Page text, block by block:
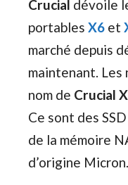
Crucial dévoile
portables X6 et
marché depuis
maintenant.
nom de Crucial
Ce sont des
de la mémoire
d’origine Micron.